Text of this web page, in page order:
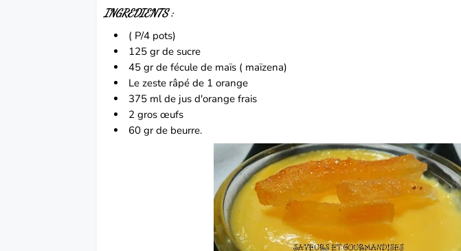
INGREDIENTS:
( P/4 pots)
125 gr de sucre
45 gr de fécule de maïs ( maïzena)
Le zeste râpé de 1 orange
375 ml de jus d'orange frais
2 gros œufs
60 gr de beurre.